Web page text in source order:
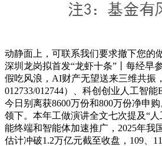
动静面上，可联系我们要求撤下您的
深圳龙岗拟首发“龙虾十条”丨每经早
假吃风浪，AI财产无望送来三维共振
012733/012744）、科创创业人工智能
今日别离获8600万份和800万份净申
领下。本年工做演讲全文七次提及“
能终端和智能体加速推广，2025年我
估计冲破1.2万亿元截至收盘，109、